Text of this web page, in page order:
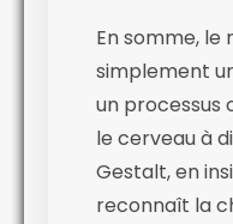
En somme, le
simplement
un processus
le cerveau à
Gestalt, en
reconnaît la